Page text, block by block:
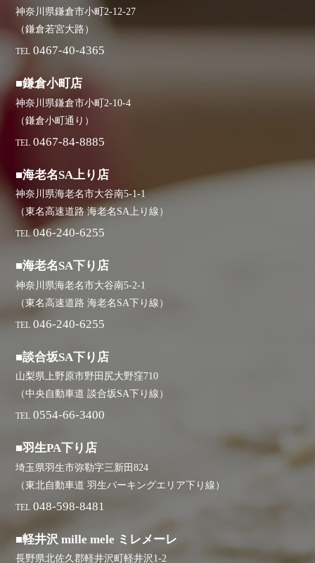
神奈川県鎌倉市小町2-12-27
（鎌倉若宮大路）
TEL 0467-40-4365
■鎌倉小町店
神奈川県鎌倉市小町2-10-4
（鎌倉小町通り）
TEL 0467-84-8885
■海老名SA上り店
神奈川県海老名市大谷南5-1-1
（東名高速道路 海老名SA上り線）
TEL 046-240-6255
■海老名SA下り店
神奈川県海老名市大谷南5-2-1
（東名高速道路 海老名SA下り線）
TEL 046-240-6255
■談合坂SA下り店
山梨県上野原市野田尻大野窪710
（中央自動車道 談合坂SA下り線）
TEL 0554-66-3400
■羽生PA下り店
埼玉県羽生市弥勒字三新田824
（東北自動車道 羽生パーキングエリア下り線）
TEL 048-598-8481
■軽井沢 mille mele ミレメーレ
長野県北佐久郡軽井沢町軽井沢1-2